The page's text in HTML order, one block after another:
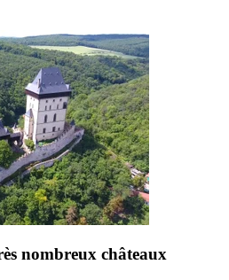
nombreux châteaux